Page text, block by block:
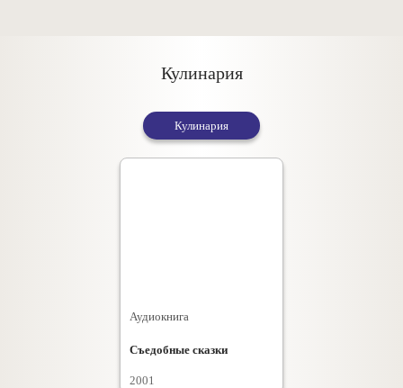
Кулинария
Кулинария
Аудиокнига
Съедобные сказки
2001